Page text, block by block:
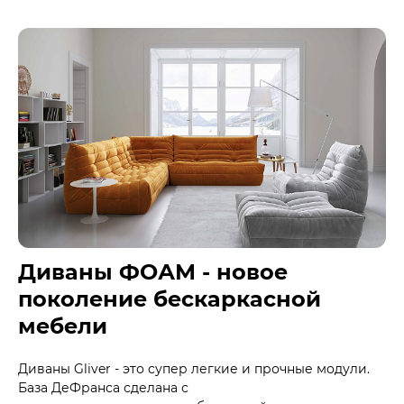
Диваны ФОАМ - новое
поколение бескаркасной
мебели
Диваны Gliver - это супер легкие и прочные модули.
База ДеФранса сделана с